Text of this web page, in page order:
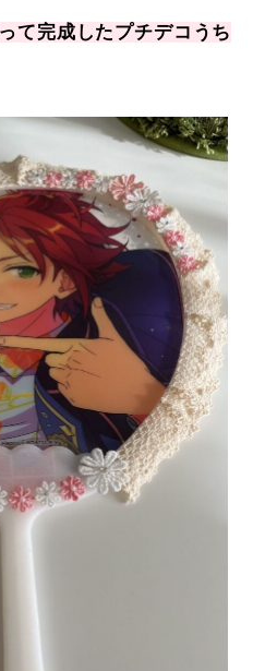
て完成したプチデコうち